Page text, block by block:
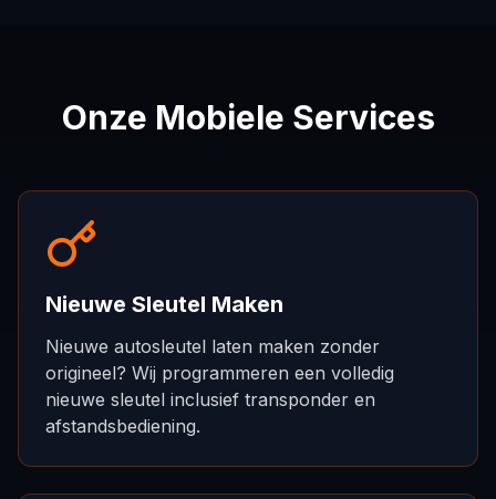
Onze Mobiele Services
Nieuwe Sleutel Maken
Nieuwe autosleutel laten maken zonder
origineel? Wij programmeren een volledig
nieuwe sleutel inclusief transponder en
afstandsbediening.